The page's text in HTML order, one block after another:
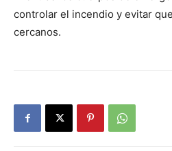
controlar el incendio y evitar
cercanos.